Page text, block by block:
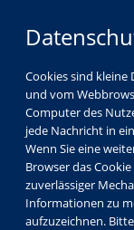
Cookies sind kleine
und vom
Computer des
jede Nachricht in
Wenn Sie eine
Browser das
zuverlässiger
Informationen zu
aufzuzeichnen.